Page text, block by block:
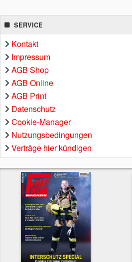
SERVICE
Kontakt
Impressum
AGB Shop
AGB Online
AGB Print
Datenschutz
Cookie-Manager
Nutzungsbedingungen
Verträge hier kündigen